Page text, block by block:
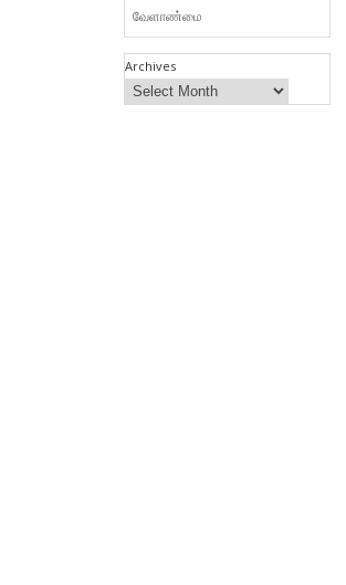
வேளாண்மை
Archives